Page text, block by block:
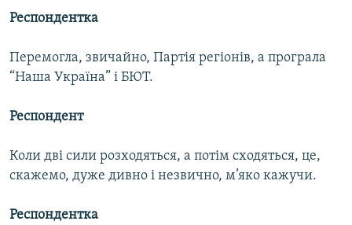
Респондентка
Перемогла, звичайно, Партія регіонів, а програла
“Наша Україна” і БЮТ.
Респондент
Коли дві сили розходяться, а потім сходяться, це,
скажемо, дуже дивно і незвично, м’яко кажучи.
Респондентка